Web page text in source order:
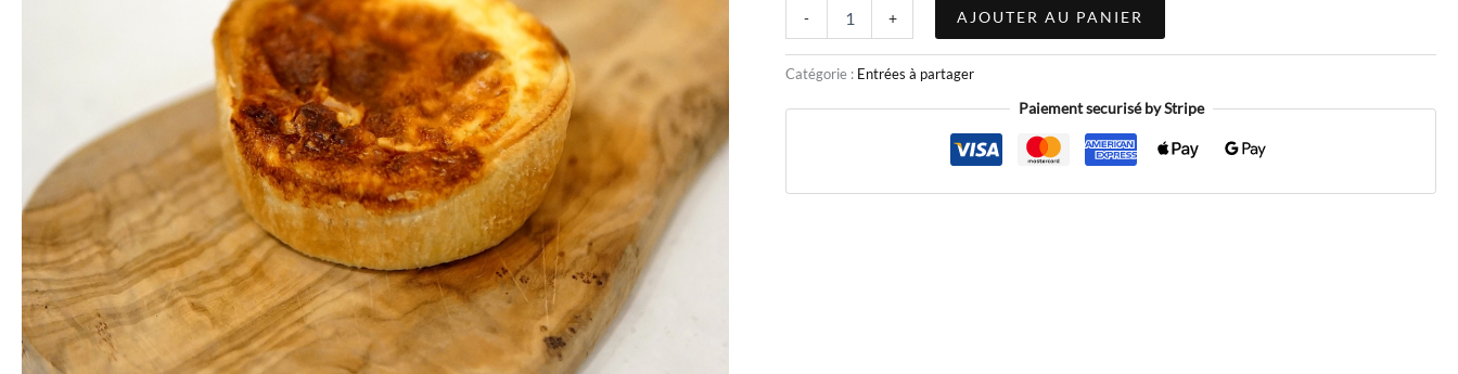
- + AJOUTER AU PANIER
Catégorie : Entrées à partager
Paiement securisé by Stripe